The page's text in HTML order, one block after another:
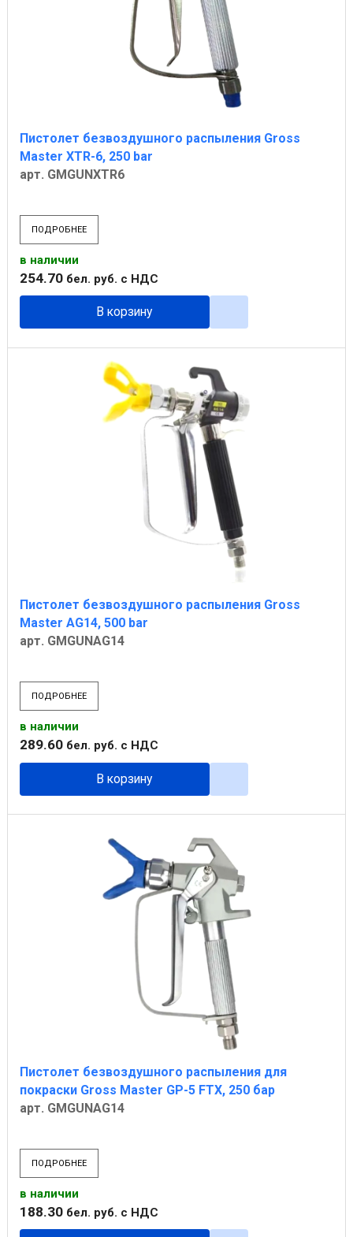
Пистолет безвоздушного распыления Gross
Master XTR-6, 250 bar
арт. GMGUNXTR6
ПОДРОБНЕЕ
в наличии
254.70 бел. руб. с НДС
В корзину
Пистолет безвоздушного распыления Gross
Master AG14, 500 bar
арт. GMGUNAG14
ПОДРОБНЕЕ
в наличии
289.60 бел. руб. с НДС
В корзину
Пистолет безвоздушного распыления для
покраски Gross Master GP-5 FTX, 250 бар
арт. GMGUNAG14
ПОДРОБНЕЕ
в наличии
188.30 бел. руб. с НДС